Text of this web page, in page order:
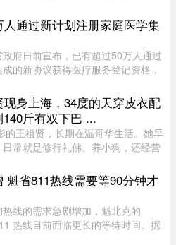
爆红背后却伴随争议，她多次因拍
未成年孩童 ...
人通过新计划注册家庭医学集
府日前宣布，已有超过50万人通过
的新协议获得医疗服务登记资格，
个家庭医学诊所（GMF）的集体管
现身上海，34度的天穿皮衣配
斤有双下巴 ...
的王祖贤，长期在温哥华生活。她早
常就是修行礼佛、养小狗，还经营
网友在上海机场偶遇王祖贤。34度
外套配长裙 ...
魁省811热线需要等90分钟才
线的需求急剧增加，魁北克的
热线目前面临更长的等待时间。据